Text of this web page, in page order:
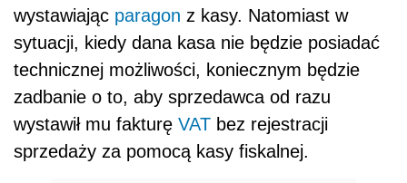
wystawiając paragon z kasy. Natomiast w
sytuacji, kiedy dana kasa nie będzie posiadać
technicznej możliwości, koniecznym będzie
zadbanie o to, aby sprzedawca od razu
wystawił mu fakturę VAT bez rejestracji
sprzedaży za pomocą kasy fiskalnej.